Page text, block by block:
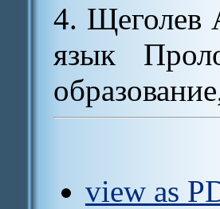
4. Щеголев
язык
view as